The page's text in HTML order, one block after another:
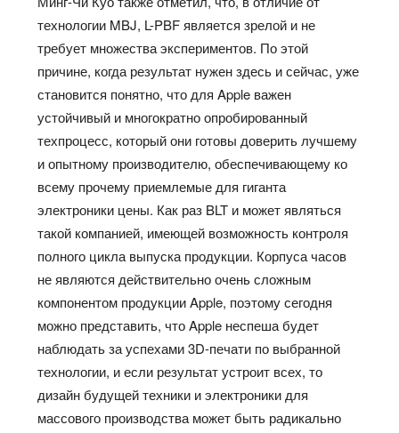
технологии MBJ, L-PBF является зрелой и не
требует множества экспериментов. По этой
причине, когда результат нужен здесь и сейчас, уже
становится понятно, что для Apple важен
устойчивый и многократно опробированный
техпроцесс, который они готовы доверить лучшему
и опытному производителю, обеспечивающему ко
всему прочему приемлемые для гиганта
электроники цены. Как раз BLT и может являться
такой компанией, имеющей возможность контроля
полного цикла выпуска продукции. Корпуса часов
не являются действительно очень сложным
компонентом продукции Apple, поэтому сегодня
можно представить, что Apple неспеша будет
наблюдать за успехами 3D-печати по выбранной
технологии, и если результат устроит всех, то
дизайн будущей техники и электроники для
массового производства может быть радикально